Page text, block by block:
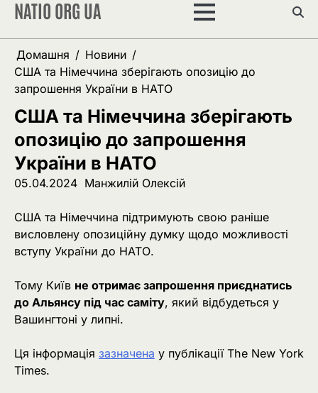
Перейти
вмісту
NATIO ORG UA
Домашня
Новини
США та Німеччина зберігають опозицію до
запрошення України в НАТО
США та Німеччина зберігають
опозицію до запрошення
України в НАТО
05.04.2024 Манжилій Олексій
США та Німеччина підтримують свою раніше
висловлену опозиційну думку щодо можливості
вступу України до НАТО.
Тому Київ не отримає запрошення приєднатись
до Альянсу під час саміту, який відбудеться у
Вашингтоні у липні.
Ця інформація зазначена у публікації The New York
Times.